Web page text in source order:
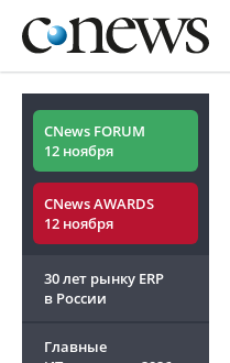
CNews FORUM
12 ноября
CNews AWARDS
12 ноября
30 лет рынку ERP
в России
Главные